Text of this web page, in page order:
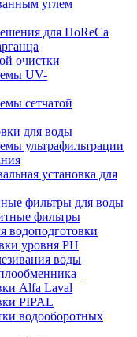
углем
для HoReCa
очистки
UV-
сетчатой
для воды
ультрафильтрации
установка для
фильтры для воды
фильтры
водоподготовки
уровня PH
воды
Alfa Laval
PIPAL
водооборотных